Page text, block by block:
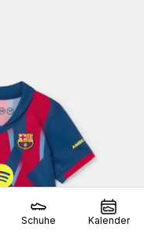
Schuhe Kalender